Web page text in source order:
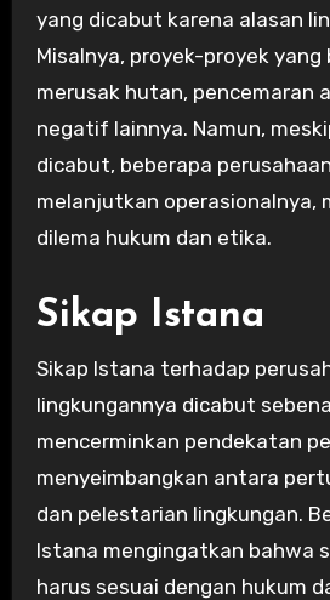
yang dicabut karena alasan
Misalnya, proyek-proyek
merusak hutan, pencemaran
negatif lainnya. Namun,
dicabut, beberapa
melanjutkan operasionalnya,
dilema hukum dan etika.
Sikap Istana
Sikap Istana terhadap
lingkungannya dicabut
mencerminkan pendekatan
menyeimbangkan antara
dan pelestarian lingkungan.
Istana mengingatkan bahwa
harus sesuai dengan hukum